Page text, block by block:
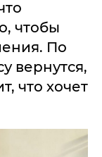
чтобы
По
вернутся,
что хочет